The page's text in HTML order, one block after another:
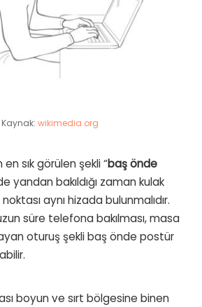
Kaynak: wikimedia.org
sık görülen şekli “baş önde
yandan bakıldığı zaman kulak
aynı hizada bulunmalıdır.
süre telefona bakılması, masa
oturuş şekli baş önde postür
boyun ve sırt bölgesine binen